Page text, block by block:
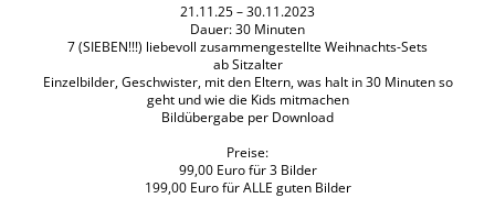
21.11.25 – 30.11.2023
Dauer: 30 Minuten
7 (SIEBEN!!!) liebevoll zusammengestellte Weihnachts-Sets
ab Sitzalter
Einzelbilder, Geschwister, mit den Eltern, was halt in 30 Minuten so
geht und wie die Kids mitmachen
Bildübergabe per Download
Preise:
99,00 Euro für 3 Bilder
199,00 Euro für ALLE guten Bilder